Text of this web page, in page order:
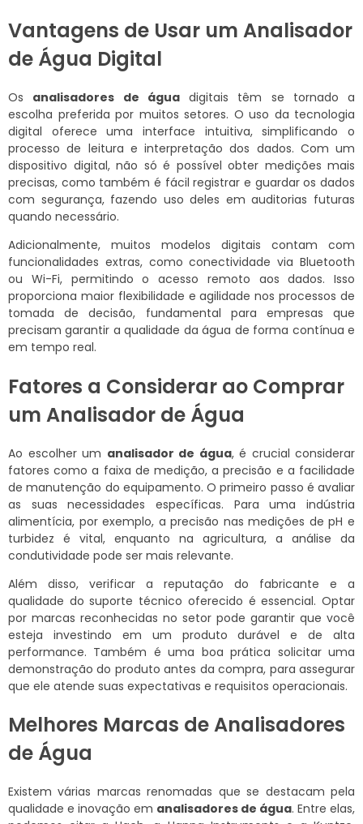
Vantagens de Usar um Analisador
de Água Digital
Os analisadores de águadigitais têm se tornado a
escolha preferida por muitos setores. O uso da tecnologia
digital oferece uma interface intuitiva, simplificando o
processo de leitura e interpretação dos dados. Com um
dispositivo digital, não só é possível obter medições mais
precisas, como também é fácil registrar e guardar os dados
com segurança, fazendo uso deles em auditorias futuras
quando necessário.
Adicionalmente, muitos modelos digitais contam com
funcionalidades extras, como conectividade via Bluetooth
ou Wi-Fi, permitindo o acesso remoto aos dados. Isso
proporciona maior flexibilidade e agilidade nos processos de
tomada de decisão, fundamental para empresas que
precisam garantir a qualidade da água de forma contínua e
em tempo real.
Fatores a Considerar ao Comprar
um Analisador de Água
Ao escolher um analisador de água, é crucial considerar
fatores como a faixa de medição, a precisão e a facilidade
de manutenção do equipamento. O primeiro passo é avaliar
as suas necessidades específicas. Para uma indústria
alimentícia, por exemplo, a precisão nas medições de pH e
turbidez é vital, enquanto na agricultura, a análise da
condutividade pode ser mais relevante.
Além disso, verificar a reputação do fabricante e a
qualidade do suporte técnico oferecido é essencial. Optar
por marcas reconhecidas no setor pode garantir que você
esteja investindo em um produto durável e de alta
performance. Também é uma boa prática solicitar uma
demonstração do produto antes da compra, para assegurar
que ele atende suas expectativas e requisitos operacionais.
Melhores Marcas de Analisadores
de Água
Existem várias marcas renomadas que se destacam pela
qualidade e inovação em analisadores de água. Entre elas,